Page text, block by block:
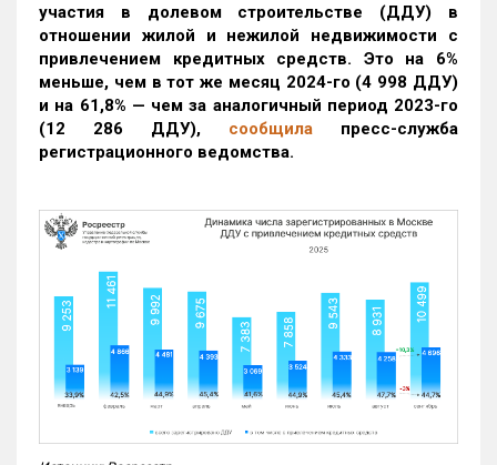
участия в долевом строительстве (ДДУ) в
отношении жилой и нежилой недвижимости с
привлечением кредитных средств. Это на 6%
меньше, чем в тот же месяц 2024-го (4 998 ДДУ)
и на 61,8% — чем за аналогичный период 2023-го
(12 286 ДДУ), сообщила пресс-служба
регистрационного ведомства.